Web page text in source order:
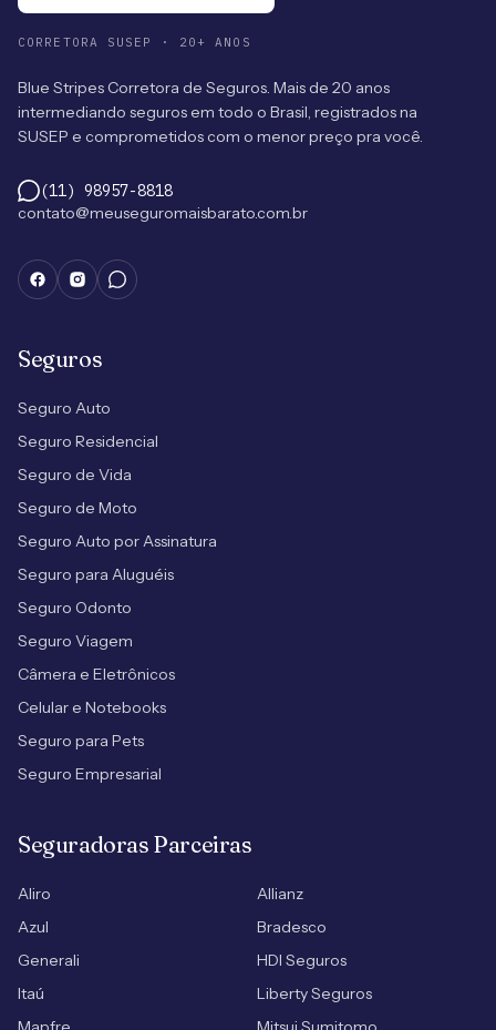
CORRETORA SUSEP · 20+ ANOS
Blue Stripes Corretora de Seguros. Mais de 20 anos
intermediando seguros em todo o Brasil, registrados na
SUSEP e comprometidos com o menor preço pra você.
(11) 98957-8818
contato@meuseguromaisbarato.com.br
Seguros
Seguro Auto
Seguro Residencial
Seguro de Vida
Seguro de Moto
Seguro Auto por Assinatura
Seguro para Aluguéis
Seguro Odonto
Seguro Viagem
Câmera e Eletrônicos
Celular e Notebooks
Seguro para Pets
Seguro Empresarial
Seguradoras Parceiras
Aliro
Allianz
Azul
Bradesco
Generali
HDI Seguros
Itaú
Liberty Seguros